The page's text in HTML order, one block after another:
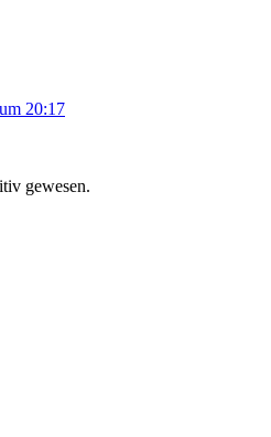
20:17
gewesen.